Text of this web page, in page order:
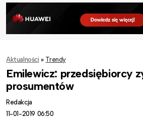
Aktualności » Trendy
Emilewicz: przedsiębiorcy
prosumentów
Redakcja
11-01-2019 06:50